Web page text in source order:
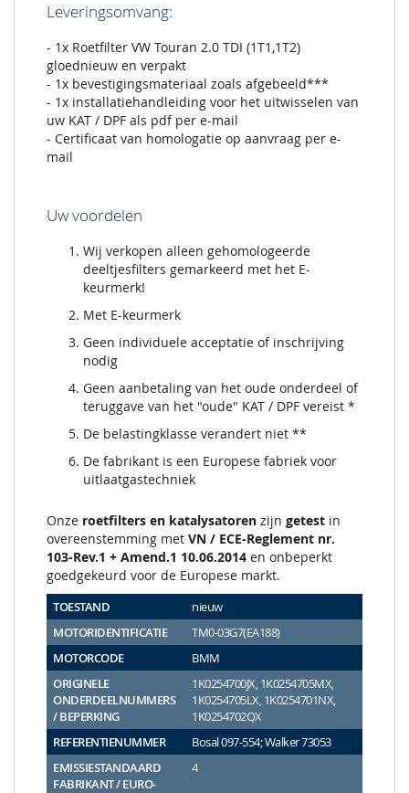
Leveringsomvang:
- 1x Roetfilter VW Touran 2.0 TDI (1T1,1T2)
gloednieuw en verpakt
- 1x bevestigingsmateriaal zoals afgebeeld***
- 1x installatiehandleiding voor het uitwisselen van
uw KAT / DPF als pdf per e-mail
- Certificaat van homologatie op aanvraag per e-
mail
Uw voordelen
Wij verkopen alleen gehomologeerde
deeltjesfilters gemarkeerd met het E-
keurmerk!
Met E-keurmerk
Geen individuele acceptatie of inschrijving
nodig
Geen aanbetaling van het oude onderdeel of
teruggave van het "oude" KAT / DPF vereist *
De belastingklasse verandert niet **
De fabrikant is een Europese fabriek voor
uitlaatgastechniek
Onze roetfilters en katalysatoren zijn getest in
overeenstemming met VN / ECE-Reglement nr.
103-Rev.1 + Amend.1 10.06.2014 en onbeperkt
goedgekeurd voor de Europese markt.
TOESTAND
nieuw
MOTORIDENTIFICATIE
TM0-03G7(EA188)
MOTORCODE
BMM
ORIGINELE
ONDERDEELNUMMERS
/ BEPERKING
1K0254700JX, 1K0254705MX,
1K0254705LX, 1K0254701NX,
1K0254702QX
REFERENTIENUMMER
Bosal 097-554; Walker 73053
EMISSIESTANDAARD
FABRIKANT / EURO-
4